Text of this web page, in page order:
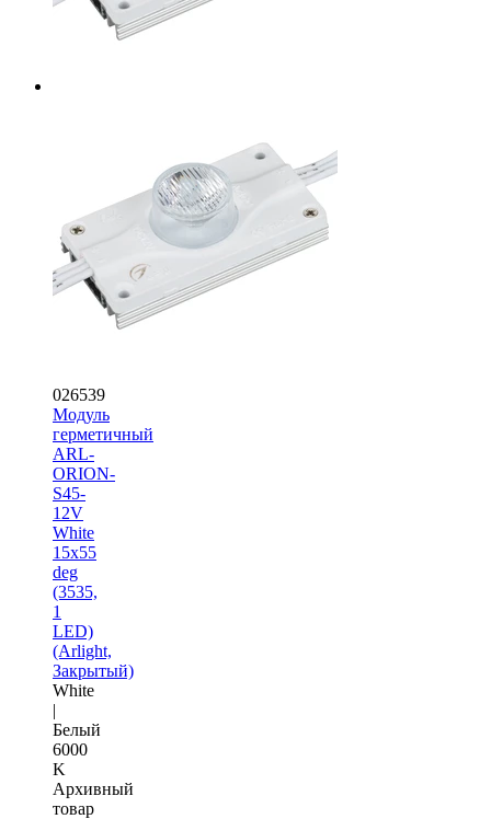
026539
Модуль
герметичный
ARL-
ORION-
S45-
12V
White
15x55
deg
(3535,
1
LED)
(Arlight,
Закрытый)
White
|
Белый
6000
K
Архивный
товар